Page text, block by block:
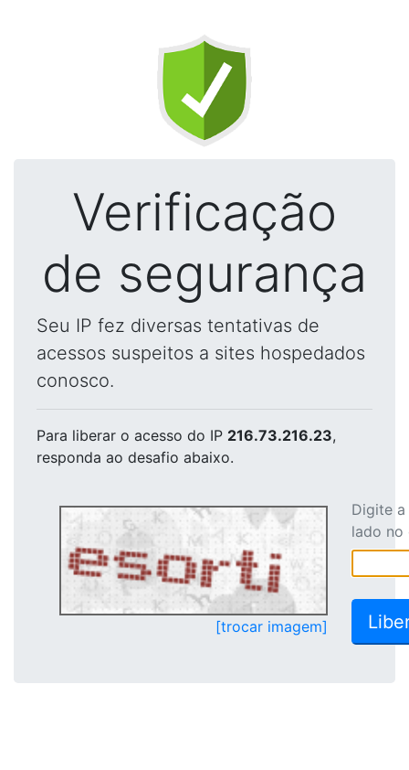
Verificação
de segurança
Seu IP fez diversas tentativas de
acessos suspeitos a sites hospedados
conosco.
Para liberar o acesso do IP 216.73.216.23,
responda ao desafio abaixo.
[trocar imagem]
Digite
lado no